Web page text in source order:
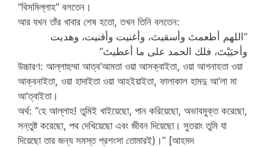
“বিসমিল্লাহ” বলতেন।
আর যখন তাঁর খাবার শেষ হতো, তখন তিনি বলতেন:
“اللهم أطعمتَ وأسقيتَ، وأغنيت وأقنيت، وهديت
وأحيَيْتَ، فلك الحمد على ما أعطيتَ”
উচ্চারণ: আল্লাহুম্মা আত্ব’আমতা ওয়া আসক্বাইতা, ওয়া আগনাহতা ওয়া
আক্বনাইতা, ওয়া হাদাইতা ওয়া আহইয়াইতা, ফালাকাল হামদু আ’লা মা
আ’ত্বাইতা।
অর্থ: “হে আল্লাহ! তুমিই খাইয়েছো, পান করিয়েছো, অভাবমুক্ত করেছো,
সন্তুষ্ট করেছো, পথ দেখিয়েছো এবং জীবন দিয়েছো। সুতরাং তুমি যা
দিয়েছো তার জন্য সমস্ত প্রশংসা তোমারই)।” [আহমদ